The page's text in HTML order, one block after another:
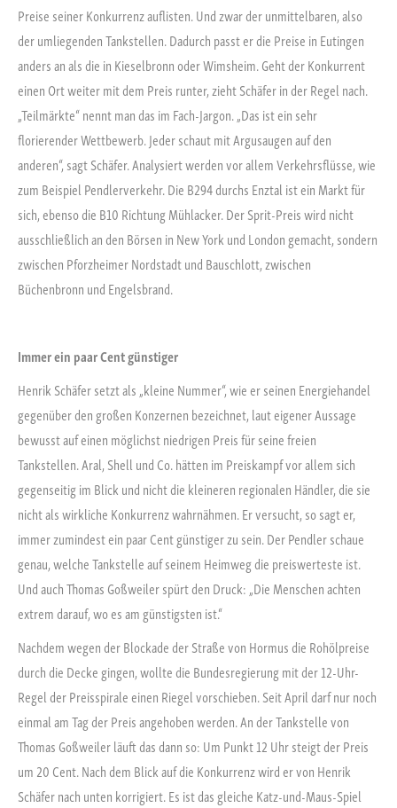
Preise seiner Konkurrenz auflisten. Und zwar der unmittelbaren, also
der umliegenden Tankstellen. Dadurch passt er die Preise in Eutingen
anders an als die in Kieselbronn oder Wimsheim. Geht der Konkurrent
einen Ort weiter mit dem Preis runter, zieht Schäfer in der Regel nach.
„Teilmärkte“ nennt man das im Fach-Jargon. „Das ist ein sehr
florierender Wettbewerb. Jeder schaut mit Argusaugen auf den
anderen“, sagt Schäfer. Analysiert werden vor allem Verkehrsflüsse, wie
zum Beispiel Pendlerverkehr. Die B294 durchs Enztal ist ein Markt für
sich, ebenso die B10 Richtung Mühlacker. Der Sprit-Preis wird nicht
ausschließlich an den Börsen in New York und London gemacht, sondern
zwischen Pforzheimer Nordstadt und Bauschlott, zwischen
Büchenbronn und Engelsbrand.
Immer ein paar Cent günstiger
Henrik Schäfer setzt als „kleine Nummer“, wie er seinen Energiehandel
gegenüber den großen Konzernen bezeichnet, laut eigener Aussage
bewusst auf einen möglichst niedrigen Preis für seine freien
Tankstellen. Aral, Shell und Co. hätten im Preiskampf vor allem sich
gegenseitig im Blick und nicht die kleineren regionalen Händler, die sie
nicht als wirkliche Konkurrenz wahrnähmen. Er versucht, so sagt er,
immer zumindest ein paar Cent günstiger zu sein. Der Pendler schaue
genau, welche Tankstelle auf seinem Heimweg die preiswerteste ist.
Und auch Thomas Goßweiler spürt den Druck: „Die Menschen achten
extrem darauf, wo es am günstigsten ist.“
Nachdem wegen der Blockade der Straße von Hormus die Rohölpreise
durch die Decke gingen, wollte die Bundesregierung mit der 12-Uhr-
Regel der Preisspirale einen Riegel vorschieben. Seit April darf nur noch
einmal am Tag der Preis angehoben werden. An der Tankstelle von
Thomas Goßweiler läuft das dann so: Um Punkt 12 Uhr steigt der Preis
um 20 Cent. Nach dem Blick auf die Konkurrenz wird er von Henrik
Schäfer nach unten korrigiert. Es ist das gleiche Katz-und-Maus-Spiel